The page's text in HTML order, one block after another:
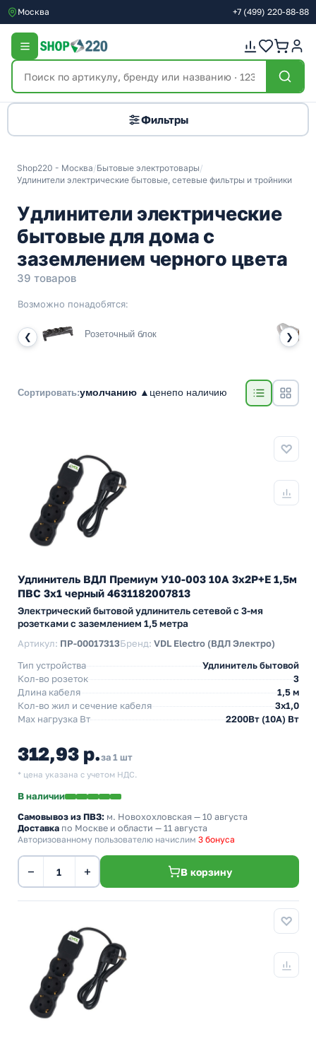
Москва +7 (499) 220-88-88
Фильтры
Shop220 - Москва/Бытовые электротовары/
Удлинители электрические бытовые, сетевые фильтры и тройники
Удлинители электрические
бытовые для дома c
заземлением черного цвета
39 товаров
Возможно понадобятся:
❮ Розеточный блок ❯
Сортировать:умолчанию ▲ ценепо наличию
Удлинитель ВДЛ Премиум У10-003 10А 3х2P+E 1,5м
ПВС 3х1 черный 4631182007813
Электрический бытовой удлинитель сетевой с 3-мя
розетками с заземлением 1,5 метра
Артикул: ПР-00017313Бренд: VDL Electro (ВДЛ Электро)
Тип устройства
Удлинитель бытовой
Кол-во розеток
3
Длина кабеля
1,5 м
Кол-во жил и сечение кабеля
3х1,0
Max нагрузка Вт
2200Вт (10А) Вт
312,93 р.за 1 шт
* цена указана с учетом НДС.
В наличии
Самовывоз из ПВЗ: м. Новохохловская — 10 августа
Доставка по Москве и области — 11 августа
Авторизованному пользователю начислим 3 бонуса
− + В корзину